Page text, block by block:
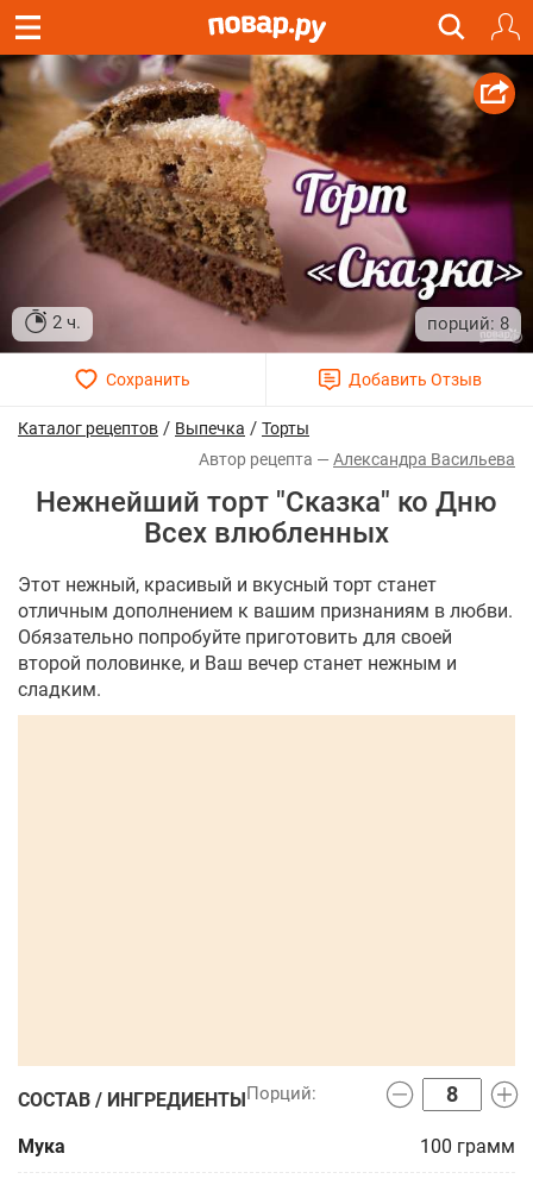
2 ч. 8
Каталог рецептов / Выпечка / Торты
Александра Васильева
Нежнейший торт "Сказка" ко Дню
Всех влюбленных
Этот нежный, красивый и вкусный торт станет
отличным дополнением к вашим признаниям в любви.
Обязательно попробуйте приготовить для своей
второй половинке, и Ваш вечер станет нежным и
сладким.
СОСТАВ / ИНГРЕДИЕНТЫ
Мука 100 грамм